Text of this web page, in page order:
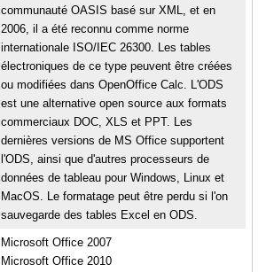
communauté OASIS basé sur XML, et en
2006, il a été reconnu comme norme
internationale ISO/IEC 26300. Les tables
électroniques de ce type peuvent être créées
ou modifiées dans OpenOffice Calc. L'ODS
est une alternative open source aux formats
commerciaux DOC, XLS et PPT. Les
dernières versions de MS Office supportent
l'ODS, ainsi que d'autres processeurs de
données de tableau pour Windows, Linux et
MacOS. Le formatage peut être perdu si l'on
sauvegarde des tables Excel en ODS.
Microsoft Office 2007
Microsoft Office 2010